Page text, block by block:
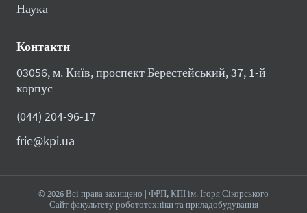
Наука
Контакти
03056, м. Київ, проспект Берестейський, 37, 1-й
корпус
(044) 204-96-17
frie@kpi.ua
© 2026 Всі права захищено | ФРП, КПІ ім. Ігоря Сікорського
Сайт факультету робототехніки та приладобудування